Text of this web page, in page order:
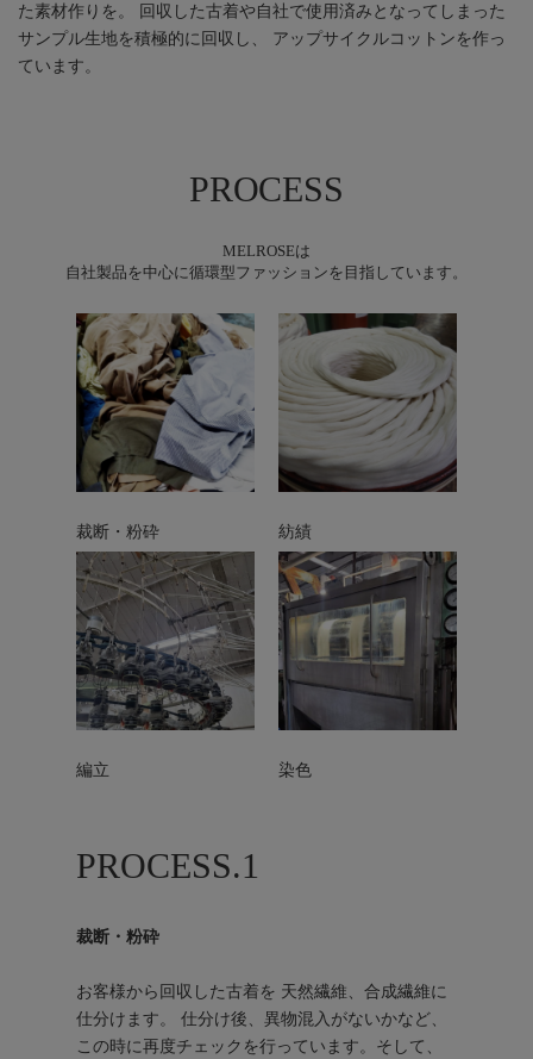
た素材作りを。 回収した古着や自社で使用済みとなってしまった
サンプル生地を積極的に回収し、 アップサイクルコットンを作っ
ています。
PROCESS
MELROSEは
自社製品を中心に循環型ファッションを目指しています。
裁断・粉砕 紡績
編立 染色
PROCESS.1
裁断・粉砕
お客様から回収した古着を 天然繊維、合成繊維に
仕分けます。 仕分け後、異物混入がないかなど、
この時に再度チェックを行っています。そして、